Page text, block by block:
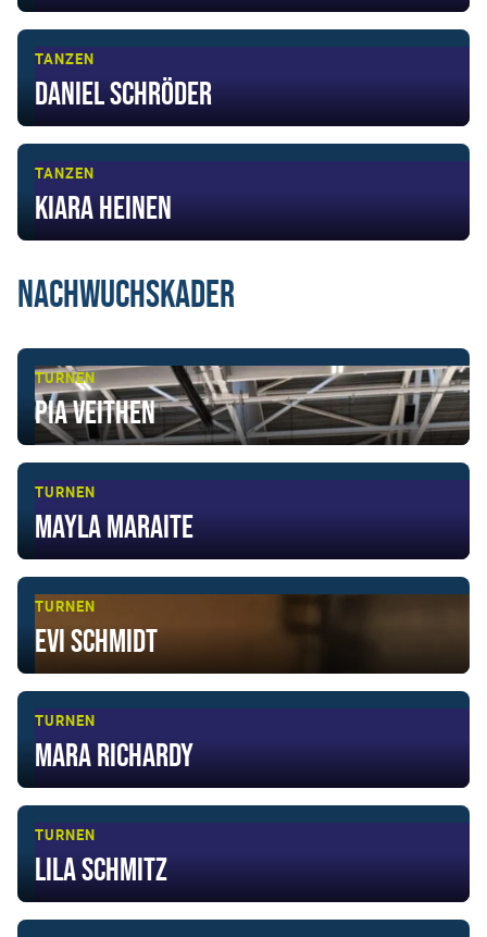
TANZEN
Daniel Schröder
TANZEN
Kiara Heinen
Nachwuchskader
TURNEN
Pia Veithen
TURNEN
Mayla Maraite
TURNEN
Evi Schmidt
TURNEN
Mara Richardy
TURNEN
Lila Schmitz